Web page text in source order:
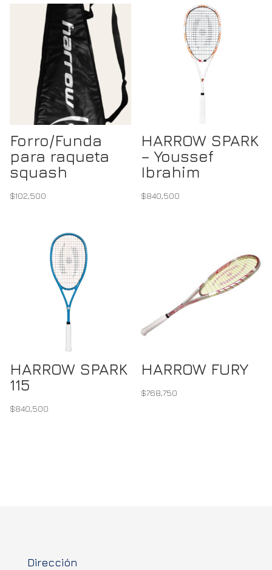
Forro/Funda
para raqueta
squash
$102,500
HARROW SPARK
– Youssef
Ibrahim
$840,500
HARROW SPARK
115
$840,500
HARROW FURY
$768,750
Dirección